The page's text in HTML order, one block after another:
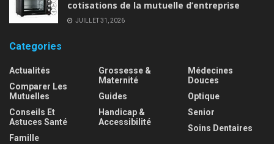
cotisations de la mutuelle d’entreprise
JUILLET 31, 2026
Categories
Actualités
Comparer Les
Mutuelles
Conseils Et
Astuces Santé
Famille
Grossesse &
Maternité
Guides
Handicap &
Accessibilité
Médecines
Douces
Optique
Senior
Soins Dentaires